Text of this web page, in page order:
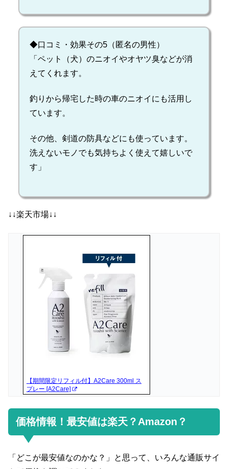
◆口コミ・効果その5（匿名の男性）
「ペット（犬）のニオイやオヤツ臭などが消
えてくれます。
釣りから帰宅した時の車のニオイにも活用し
ています。
その他、剣道の防具などにも使っています。
洗えないモノでも気持ちよく使えて嬉しいで
す」
↓↓楽天市場↓↓
【期間限定リフィル付】A2Care 300ml ス
プレー [A2Care]
価格情報！最安値は楽天？Amazon？
「どこが最安値なのかな？」と思って、いろんな通販サイ